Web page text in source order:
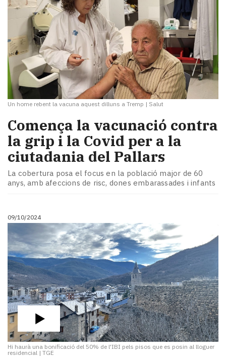
Un home rebent la vacuna aquest dilluns a Tremp | Salut
Comença la vacunació contra
la grip i la Covid per a la
ciutadania del Pallars
La cobertura posa el focus en la població major de 60
anys, amb afeccions de risc, dones embarassades i infants
09/10/2024
Hi haurà una bonificació del 50% de l'IBI pels pisos que es posin al lloguer
residencial | TGE